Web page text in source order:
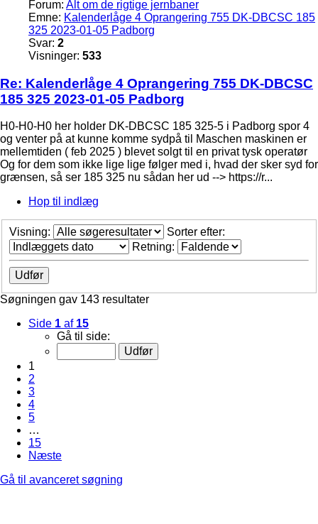
Forum: Alt om de rigtige jernbaner
Emne: Kalenderlåge 4 Oprangering 755 DK-DBCSC 185
325 2023-01-05 Padborg
Svar: 2
Visninger: 533
Re: Kalenderlåge 4 Oprangering 755 DK-DBCSC
185 325 2023-01-05 Padborg
H0-H0-H0 her holder DK-DBCSC 185 325-5 i Padborg spor 4
og venter på at kunne komme sydpå til Maschen maskinen er
mellemtiden ( feb 2025 ) blevet solgt til en privat tysk operatør
Og for dem som ikke lige lige følger med i, hvad der sker syd for
grænsen, så ser 185 325 nu sådan her ud --> https://r...
Hop til indlæg
Visning:
Sorter efter:
Retning:
Søgningen gav 143 resultater
Side 1 af 15
Gå til side:
1
2
3
4
5
…
15
Næste
Gå til avanceret søgning